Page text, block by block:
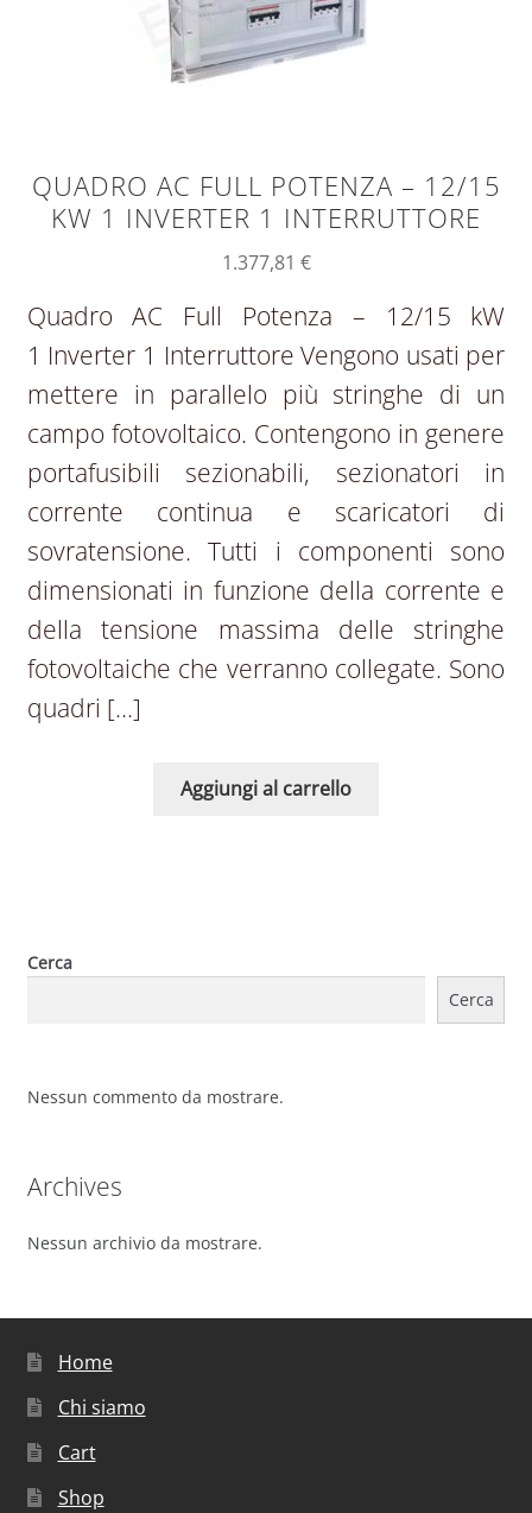
QUADRO AC FULL POTENZA – 12/15
KW 1 INVERTER 1 INTERRUTTORE
1.377,81 €
Quadro AC Full Potenza – 12/15 kW
1 Inverter 1 Interruttore Vengono usati per
mettere in parallelo più stringhe di un
campo fotovoltaico. Contengono in genere
portafusibili sezionabili, sezionatori in
corrente continua e scaricatori di
sovratensione. Tutti i componenti sono
dimensionati in funzione della corrente e
della tensione massima delle stringhe
fotovoltaiche che verranno collegate. Sono
quadri […]
Aggiungi al carrello
Cerca
Cerca
Nessun commento da mostrare.
Archives
Nessun archivio da mostrare.
Home
Chi siamo
Cart
Shop